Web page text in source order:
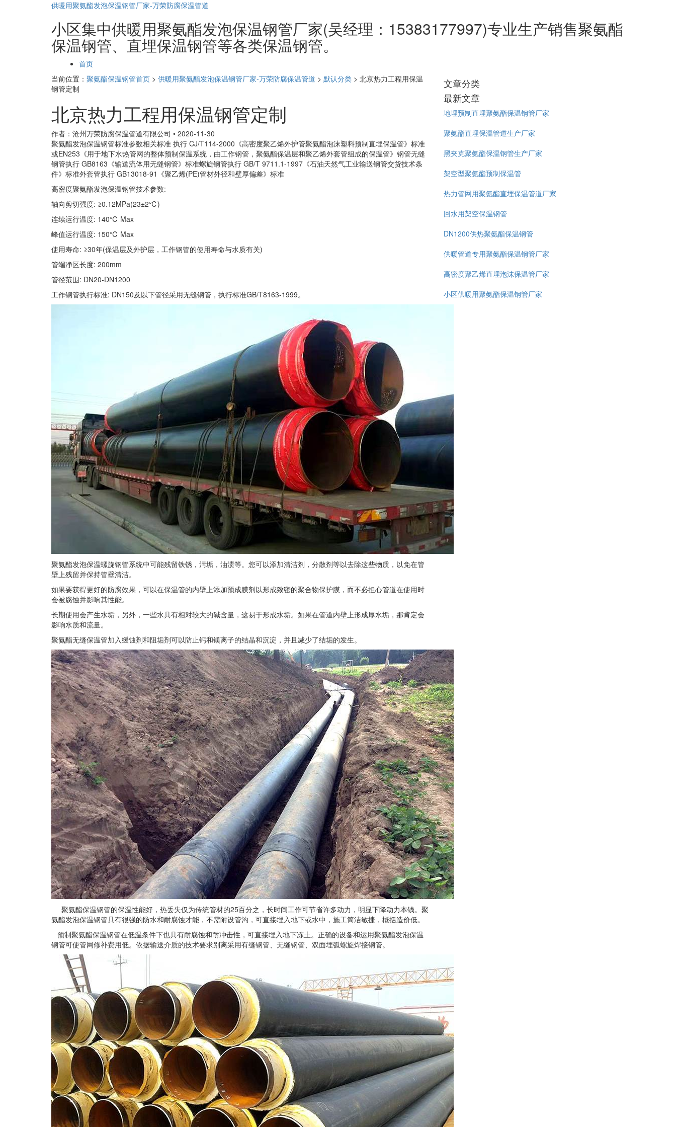
供暖用聚氨酯发泡保温钢管厂家-万荣防腐保温管道
小区集中供暖用聚氨酯发泡保温钢管厂家(吴经理：15383177997)专业生产销售聚氨酯
保温钢管、直埋保温钢管等各类保温钢管。
面
导
航
首页
当前位置： 聚氨酯保温钢管首页 > 供暖用聚氨酯发泡保温钢管厂家-万荣防腐保温管道 > 默认分类 > 北京热力工程用保温
钢管定制
北京热力工程用保温钢管定制
作者：沧州万荣防腐保温管道有限公司 • 2020-11-30
聚氨酯发泡保温钢管标准参数相关标准 执行 CJ/T114-2000《高密度聚乙烯外护管聚氨酯泡沫塑料预制直埋保温管》标准
或EN253《用于地下水热管网的整体预制保温系统，由工作钢管，聚氨酯保温层和聚乙烯外套管组成的保温管》钢管无缝
钢管执行 GB8163《输送流体用无缝钢管》标准螺旋钢管执行 GB/T 9711.1-1997《石油天然气工业输送钢管交货技术条
件》标准外套管执行 GB13018-91《聚乙烯(PE)管材外径和壁厚偏差》标准
高密度聚氨酯发泡保温钢管技术参数:
轴向剪切强度: ≥0.12MPa(23±2℃)
连续运行温度: 140℃ Max
峰值运行温度: 150℃ Max
使用寿命: ≥30年(保温层及外护层，工作钢管的使用寿命与水质有关)
管端净区长度: 200mm
管径范围: DN20-DN1200
工作钢管执行标准: DN150及以下管径采用无缝钢管，执行标准GB/T8163-1999。
聚氨酯发泡保温螺旋钢管系统中可能残留铁锈，污垢，油渍等。您可以添加清洁剂，分散剂等以去除这些物质，以免在管
壁上残留并保持管壁清洁。
如果要获得更好的防腐效果，可以在保温管的内壁上添加预成膜剂以形成致密的聚合物保护膜，而不必担心管道在使用时
会被腐蚀并影响其性能。
长期使用会产生水垢，另外，一些水具有相对较大的碱含量，这易于形成水垢。如果在管道内壁上形成厚水垢，那肯定会
影响水质和流量。
聚氨酯无缝保温管加入缓蚀剂和阻垢剂可以防止钙和镁离子的结晶和沉淀，并且减少了结垢的发生。
聚氨酯保温钢管的保温性能好，热丢失仅为传统管材的25百分之，长时间工作可节省许多动力，明显下降动力本钱。聚
氨酯发泡保温钢管具有很强的防水和耐腐蚀才能，不需附设管沟，可直接埋入地下或水中，施工简洁敏捷，概括造价低。
预制聚氨酯保温钢管在低温条件下也具有耐腐蚀和耐冲击性，可直接埋入地下冻土。正确的设备和运用聚氨酯发泡保温
钢管可使管网修补费用低。依据输送介质的技术要求别离采用有缝钢管、无缝钢管、双面埋弧螺旋焊接钢管。
文章分类
最新文章
地埋预制直埋聚氨酯保温钢管厂家
聚氨酯直埋保温管道生产厂家
黑夹克聚氨酯保温钢管生产厂家
架空型聚氨酯预制保温管
热力管网用聚氨酯直埋保温管道厂家
回水用架空保温钢管
DN1200供热聚氨酯保温钢管
供暖管道专用聚氨酯保温钢管厂家
高密度聚乙烯直埋泡沫保温管厂家
小区供暖用聚氨酯保温钢管厂家